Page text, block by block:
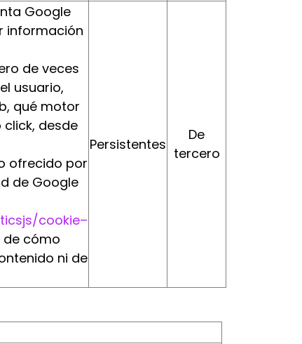
Google
información
de veces
usuario,
qué motor
desde
ofrecido por
de Google
cookie–
de cómo
ni de
Persistentes
De
tercero